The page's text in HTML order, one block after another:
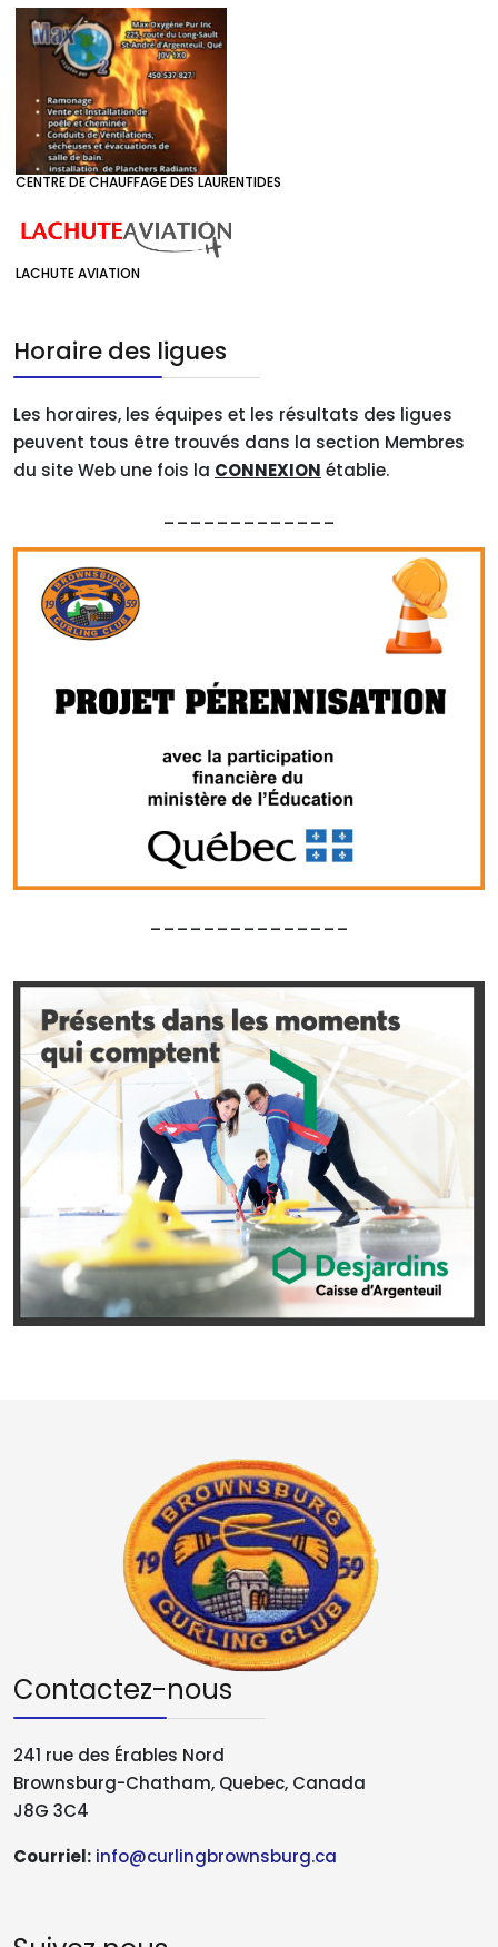
CENTRE DE CHAUFFAGE DES LAURENTIDES
LACHUTE AVIATION
Horaire des ligues
Les horaires, les équipes et les résultats des ligues
peuvent tous être trouvés dans la section Membres
du site Web une fois la CONNEXION établie.
_______________
Contactez-nous
241 rue des Érables Nord
Brownsburg-Chatham, Quebec, Canada
J8G 3C4
Courriel: info@curlingbrownsburg.ca